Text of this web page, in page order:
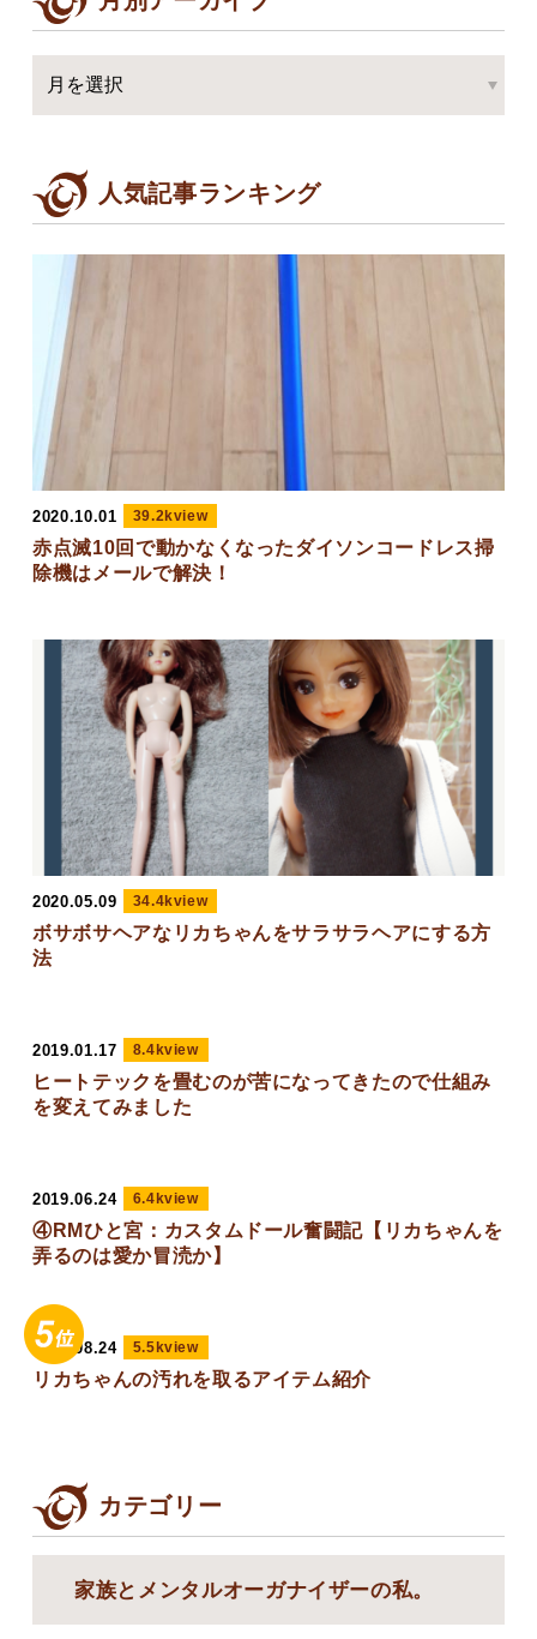
人気記事ランキング
2020.10.01 39.2kview
赤点滅10回で動かなくなったダイソンコードレス掃
除機はメールで解決！
2020.05.09 34.4kview
ボサボサヘアなリカちゃんをサラサラヘアにする方
法
2019.01.17 8.4kview
ヒートテックを畳むのが苦になってきたので仕組み
を変えてみました
2019.06.24 6.4kview
④RMひと宮：カスタムドール奮闘記【リカちゃんを
弄るのは愛か冒涜か】
2021.08.24 5.5kview
リカちゃんの汚れを取るアイテム紹介
カテゴリー
家族とメンタルオーガナイザーの私。